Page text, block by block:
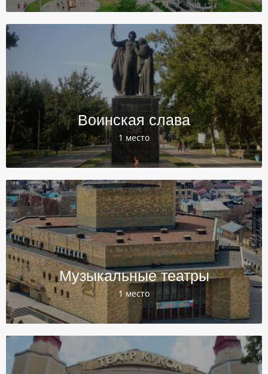
Воинская слава
1 место
Музыкальные театры
1 место